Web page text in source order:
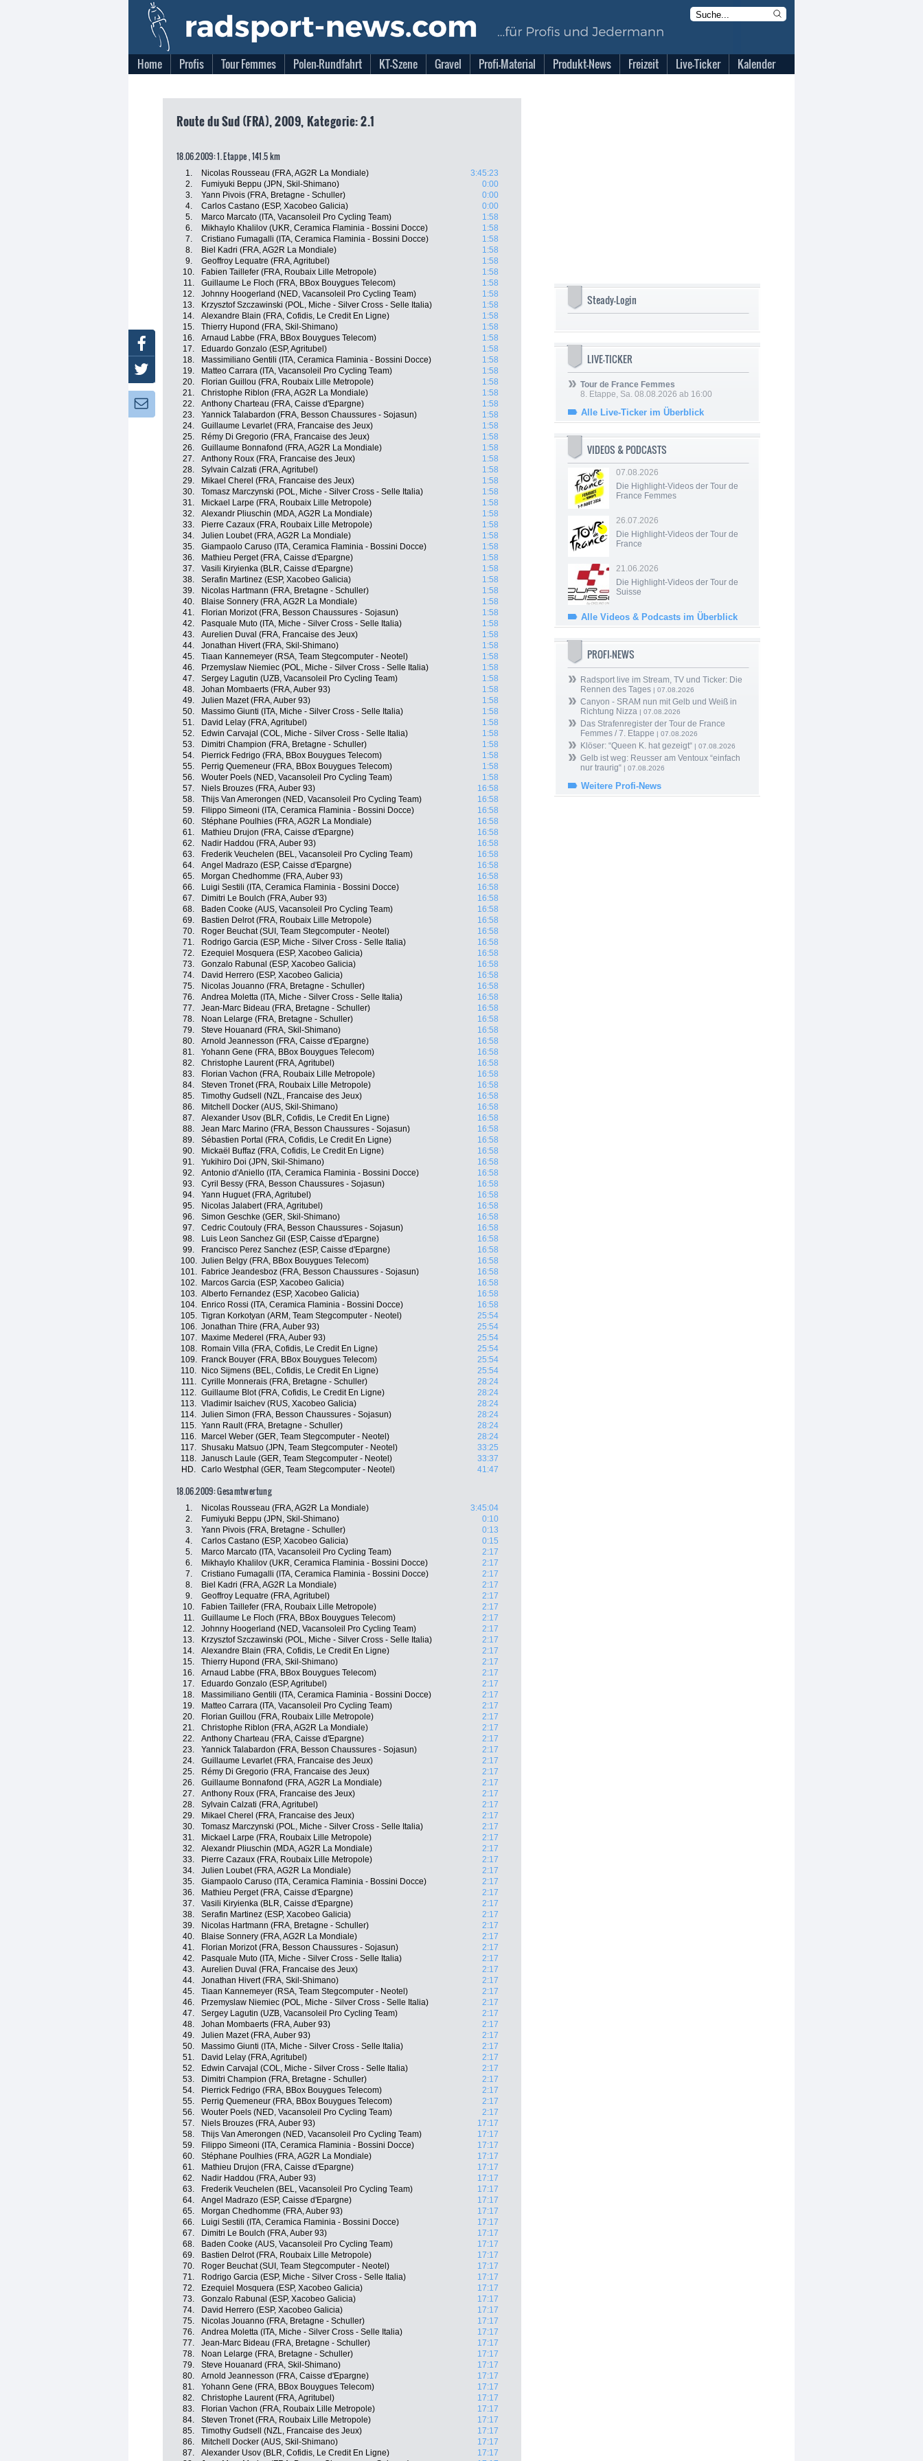
Home Profis Tour Femmes Polen-Rundfahrt KT-Szene Gravel Profi-Material Produkt-News Freizeit Live-Ticker Kalender
Route du Sud (FRA), 2009, Kategorie: 2.1
18.06.2009: 1. Etappe , 141.5 km
1. Nicolas Rousseau (FRA, AG2R La Mondiale)
3:45:23
2.
Fumiyuki Beppu (JPN, Skil-Shimano)
0:00
3.
Yann Pivois (FRA, Bretagne - Schuller)
0:00
4.
Carlos Castano (ESP, Xacobeo Galicia)
0:00
5.
Marco Marcato (ITA, Vacansoleil Pro Cycling Team)
1:58
6.
Mikhaylo Khalilov (UKR, Ceramica Flaminia - Bossini Docce)
1:58
7.
Cristiano Fumagalli (ITA, Ceramica Flaminia - Bossini Docce)
1:58
8.
Biel Kadri (FRA, AG2R La Mondiale)
1:58
9.
Geoffroy Lequatre (FRA, Agritubel)
1:58
10.
Fabien Taillefer (FRA, Roubaix Lille Metropole)
1:58
11.
Guillaume Le Floch (FRA, BBox Bouygues Telecom)
1:58
12.
Johnny Hoogerland (NED, Vacansoleil Pro Cycling Team)
1:58
13.
Krzysztof Szczawinski (POL, Miche - Silver Cross - Selle Italia)
1:58
14.
Alexandre Blain (FRA, Cofidis, Le Credit En Ligne)
1:58
15.
Thierry Hupond (FRA, Skil-Shimano)
1:58
16.
Arnaud Labbe (FRA, BBox Bouygues Telecom)
1:58
17.
Eduardo Gonzalo (ESP, Agritubel)
1:58
18.
Massimiliano Gentili (ITA, Ceramica Flaminia - Bossini Docce)
1:58
19.
Matteo Carrara (ITA, Vacansoleil Pro Cycling Team)
1:58
20.
Florian Guillou (FRA, Roubaix Lille Metropole)
1:58
21.
Christophe Riblon (FRA, AG2R La Mondiale)
1:58
22.
Anthony Charteau (FRA, Caisse d'Epargne)
1:58
23.
Yannick Talabardon (FRA, Besson Chaussures - Sojasun)
1:58
24.
Guillaume Levarlet (FRA, Francaise des Jeux)
1:58
25.
Rémy Di Gregorio (FRA, Francaise des Jeux)
1:58
26.
Guillaume Bonnafond (FRA, AG2R La Mondiale)
1:58
27.
Anthony Roux (FRA, Francaise des Jeux)
1:58
28.
Sylvain Calzati (FRA, Agritubel)
1:58
29.
Mikael Cherel (FRA, Francaise des Jeux)
1:58
30.
Tomasz Marczynski (POL, Miche - Silver Cross - Selle Italia)
1:58
31.
Mickael Larpe (FRA, Roubaix Lille Metropole)
1:58
32.
Alexandr Pliuschin (MDA, AG2R La Mondiale)
1:58
33.
Pierre Cazaux (FRA, Roubaix Lille Metropole)
1:58
34.
Julien Loubet (FRA, AG2R La Mondiale)
1:58
35.
Giampaolo Caruso (ITA, Ceramica Flaminia - Bossini Docce)
1:58
36.
Mathieu Perget (FRA, Caisse d'Epargne)
1:58
37.
Vasili Kiryienka (BLR, Caisse d'Epargne)
1:58
38.
Serafin Martinez (ESP, Xacobeo Galicia)
1:58
39.
Nicolas Hartmann (FRA, Bretagne - Schuller)
1:58
40.
Blaise Sonnery (FRA, AG2R La Mondiale)
1:58
41.
Florian Morizot (FRA, Besson Chaussures - Sojasun)
1:58
42.
Pasquale Muto (ITA, Miche - Silver Cross - Selle Italia)
1:58
43.
Aurelien Duval (FRA, Francaise des Jeux)
1:58
44.
Jonathan Hivert (FRA, Skil-Shimano)
1:58
45.
Tiaan Kannemeyer (RSA, Team Stegcomputer - Neotel)
1:58
46.
Przemyslaw Niemiec (POL, Miche - Silver Cross - Selle Italia)
1:58
47.
Sergey Lagutin (UZB, Vacansoleil Pro Cycling Team)
1:58
48.
Johan Mombaerts (FRA, Auber 93)
1:58
49.
Julien Mazet (FRA, Auber 93)
1:58
50.
Massimo Giunti (ITA, Miche - Silver Cross - Selle Italia)
1:58
51.
David Lelay (FRA, Agritubel)
1:58
52.
Edwin Carvajal (COL, Miche - Silver Cross - Selle Italia)
1:58
53.
Dimitri Champion (FRA, Bretagne - Schuller)
1:58
54.
Pierrick Fedrigo (FRA, BBox Bouygues Telecom)
1:58
55.
Perrig Quemeneur (FRA, BBox Bouygues Telecom)
1:58
56.
Wouter Poels (NED, Vacansoleil Pro Cycling Team)
1:58
57.
Niels Brouzes (FRA, Auber 93)
16:58
58.
Thijs Van Amerongen (NED, Vacansoleil Pro Cycling Team)
16:58
59.
Filippo Simeoni (ITA, Ceramica Flaminia - Bossini Docce)
16:58
60.
Stéphane Poulhies (FRA, AG2R La Mondiale)
16:58
61.
Mathieu Drujon (FRA, Caisse d'Epargne)
16:58
62.
Nadir Haddou (FRA, Auber 93)
16:58
63.
Frederik Veuchelen (BEL, Vacansoleil Pro Cycling Team)
16:58
64.
Angel Madrazo (ESP, Caisse d'Epargne)
16:58
65.
Morgan Chedhomme (FRA, Auber 93)
16:58
66.
Luigi Sestili (ITA, Ceramica Flaminia - Bossini Docce)
16:58
67.
Dimitri Le Boulch (FRA, Auber 93)
16:58
68.
Baden Cooke (AUS, Vacansoleil Pro Cycling Team)
16:58
69.
Bastien Delrot (FRA, Roubaix Lille Metropole)
16:58
70.
Roger Beuchat (SUI, Team Stegcomputer - Neotel)
16:58
71.
Rodrigo Garcia (ESP, Miche - Silver Cross - Selle Italia)
16:58
72.
Ezequiel Mosquera (ESP, Xacobeo Galicia)
16:58
73.
Gonzalo Rabunal (ESP, Xacobeo Galicia)
16:58
74.
David Herrero (ESP, Xacobeo Galicia)
16:58
75.
Nicolas Jouanno (FRA, Bretagne - Schuller)
16:58
76.
Andrea Moletta (ITA, Miche - Silver Cross - Selle Italia)
16:58
77.
Jean-Marc Bideau (FRA, Bretagne - Schuller)
16:58
78.
Noan Lelarge (FRA, Bretagne - Schuller)
16:58
79.
Steve Houanard (FRA, Skil-Shimano)
16:58
80.
Arnold Jeannesson (FRA, Caisse d'Epargne)
16:58
81.
Yohann Gene (FRA, BBox Bouygues Telecom)
16:58
82.
Christophe Laurent (FRA, Agritubel)
16:58
83.
Florian Vachon (FRA, Roubaix Lille Metropole)
16:58
84.
Steven Tronet (FRA, Roubaix Lille Metropole)
16:58
85.
Timothy Gudsell (NZL, Francaise des Jeux)
16:58
86.
Mitchell Docker (AUS, Skil-Shimano)
16:58
87.
Alexander Usov (BLR, Cofidis, Le Credit En Ligne)
16:58
88.
Jean Marc Marino (FRA, Besson Chaussures - Sojasun)
16:58
89.
Sébastien Portal (FRA, Cofidis, Le Credit En Ligne)
16:58
90.
Mickaël Buffaz (FRA, Cofidis, Le Credit En Ligne)
16:58
91.
Yukihiro Doi (JPN, Skil-Shimano)
16:58
92.
Antonio d'Aniello (ITA, Ceramica Flaminia - Bossini Docce)
16:58
93.
Cyril Bessy (FRA, Besson Chaussures - Sojasun)
16:58
94.
Yann Huguet (FRA, Agritubel)
16:58
95.
Nicolas Jalabert (FRA, Agritubel)
16:58
96.
Simon Geschke (GER, Skil-Shimano)
16:58
97.
Cedric Coutouly (FRA, Besson Chaussures - Sojasun)
16:58
98.
Luis Leon Sanchez Gil (ESP, Caisse d'Epargne)
16:58
99.
Francisco Perez Sanchez (ESP, Caisse d'Epargne)
16:58
100. Julien Belgy (FRA, BBox Bouygues Telecom)
16:58
101.
Fabrice Jeandesboz (FRA, Besson Chaussures - Sojasun)
16:58
102.
Marcos Garcia (ESP, Xacobeo Galicia)
16:58
103. Alberto Fernandez (ESP, Xacobeo Galicia)
16:58
104.
Enrico Rossi (ITA, Ceramica Flaminia - Bossini Docce)
16:58
105. Tigran Korkotyan (ARM, Team Stegcomputer - Neotel)
25:54
106. Jonathan Thire (FRA, Auber 93)
25:54
107.
Maxime Mederel (FRA, Auber 93)
25:54
108.
Romain Villa (FRA, Cofidis, Le Credit En Ligne)
25:54
109.
Franck Bouyer (FRA, BBox Bouygues Telecom)
25:54
110.
Nico Sijmens (BEL, Cofidis, Le Credit En Ligne)
25:54
111. Cyrille Monnerais (FRA, Bretagne - Schuller)
28:24
112. Guillaume Blot (FRA, Cofidis, Le Credit En Ligne)
28:24
113. Vladimir Isaichev (RUS, Xacobeo Galicia)
28:24
114. Julien Simon (FRA, Besson Chaussures - Sojasun)
28:24
115. Yann Rault (FRA, Bretagne - Schuller)
28:24
116.
Marcel Weber (GER, Team Stegcomputer - Neotel)
28:24
117. Shusaku Matsuo (JPN, Team Stegcomputer - Neotel)
33:25
118. Janusch Laule (GER, Team Stegcomputer - Neotel)
33:37
HD. Carlo Westphal (GER, Team Stegcomputer - Neotel) 41:47
18.06.2009: Gesamtwertung
1. Nicolas Rousseau (FRA, AG2R La Mondiale)
3:45:04
2.
Fumiyuki Beppu (JPN, Skil-Shimano)
0:10
3.
Yann Pivois (FRA, Bretagne - Schuller)
0:13
4.
Carlos Castano (ESP, Xacobeo Galicia)
0:15
5.
Marco Marcato (ITA, Vacansoleil Pro Cycling Team)
2:17
6.
Mikhaylo Khalilov (UKR, Ceramica Flaminia - Bossini Docce)
2:17
7.
Cristiano Fumagalli (ITA, Ceramica Flaminia - Bossini Docce)
2:17
8.
Biel Kadri (FRA, AG2R La Mondiale)
2:17
9.
Geoffroy Lequatre (FRA, Agritubel)
2:17
10.
Fabien Taillefer (FRA, Roubaix Lille Metropole)
2:17
11.
Guillaume Le Floch (FRA, BBox Bouygues Telecom)
2:17
12.
Johnny Hoogerland (NED, Vacansoleil Pro Cycling Team)
2:17
13.
Krzysztof Szczawinski (POL, Miche - Silver Cross - Selle Italia)
2:17
14.
Alexandre Blain (FRA, Cofidis, Le Credit En Ligne)
2:17
15.
Thierry Hupond (FRA, Skil-Shimano)
2:17
16.
Arnaud Labbe (FRA, BBox Bouygues Telecom)
2:17
17.
Eduardo Gonzalo (ESP, Agritubel)
2:17
18.
Massimiliano Gentili (ITA, Ceramica Flaminia - Bossini Docce)
2:17
19.
Matteo Carrara (ITA, Vacansoleil Pro Cycling Team)
2:17
20.
Florian Guillou (FRA, Roubaix Lille Metropole)
2:17
21.
Christophe Riblon (FRA, AG2R La Mondiale)
2:17
22.
Anthony Charteau (FRA, Caisse d'Epargne)
2:17
23.
Yannick Talabardon (FRA, Besson Chaussures - Sojasun)
2:17
24.
Guillaume Levarlet (FRA, Francaise des Jeux)
2:17
25.
Rémy Di Gregorio (FRA, Francaise des Jeux)
2:17
26.
Guillaume Bonnafond (FRA, AG2R La Mondiale)
2:17
27.
Anthony Roux (FRA, Francaise des Jeux)
2:17
28.
Sylvain Calzati (FRA, Agritubel)
2:17
29.
Mikael Cherel (FRA, Francaise des Jeux)
2:17
30.
Tomasz Marczynski (POL, Miche - Silver Cross - Selle Italia)
2:17
31.
Mickael Larpe (FRA, Roubaix Lille Metropole)
2:17
32.
Alexandr Pliuschin (MDA, AG2R La Mondiale)
2:17
33.
Pierre Cazaux (FRA, Roubaix Lille Metropole)
2:17
34.
Julien Loubet (FRA, AG2R La Mondiale)
2:17
35.
Giampaolo Caruso (ITA, Ceramica Flaminia - Bossini Docce)
2:17
36.
Mathieu Perget (FRA, Caisse d'Epargne)
2:17
37.
Vasili Kiryienka (BLR, Caisse d'Epargne)
2:17
38.
Serafin Martinez (ESP, Xacobeo Galicia)
2:17
39.
Nicolas Hartmann (FRA, Bretagne - Schuller)
2:17
40.
Blaise Sonnery (FRA, AG2R La Mondiale)
2:17
41.
Florian Morizot (FRA, Besson Chaussures - Sojasun)
2:17
42.
Pasquale Muto (ITA, Miche - Silver Cross - Selle Italia)
2:17
43.
Aurelien Duval (FRA, Francaise des Jeux)
2:17
44.
Jonathan Hivert (FRA, Skil-Shimano)
2:17
45.
Tiaan Kannemeyer (RSA, Team Stegcomputer - Neotel)
2:17
46.
Przemyslaw Niemiec (POL, Miche - Silver Cross - Selle Italia)
2:17
47.
Sergey Lagutin (UZB, Vacansoleil Pro Cycling Team)
2:17
48.
Johan Mombaerts (FRA, Auber 93)
2:17
49.
Julien Mazet (FRA, Auber 93)
2:17
50.
Massimo Giunti (ITA, Miche - Silver Cross - Selle Italia)
2:17
51.
David Lelay (FRA, Agritubel)
2:17
52.
Edwin Carvajal (COL, Miche - Silver Cross - Selle Italia)
2:17
53.
Dimitri Champion (FRA, Bretagne - Schuller)
2:17
54.
Pierrick Fedrigo (FRA, BBox Bouygues Telecom)
2:17
55.
Perrig Quemeneur (FRA, BBox Bouygues Telecom)
2:17
56.
Wouter Poels (NED, Vacansoleil Pro Cycling Team)
2:17
57.
Niels Brouzes (FRA, Auber 93)
17:17
58.
Thijs Van Amerongen (NED, Vacansoleil Pro Cycling Team)
17:17
59.
Filippo Simeoni (ITA, Ceramica Flaminia - Bossini Docce)
17:17
60.
Stéphane Poulhies (FRA, AG2R La Mondiale)
17:17
61.
Mathieu Drujon (FRA, Caisse d'Epargne)
17:17
62.
Nadir Haddou (FRA, Auber 93)
17:17
63.
Frederik Veuchelen (BEL, Vacansoleil Pro Cycling Team)
17:17
64.
Angel Madrazo (ESP, Caisse d'Epargne)
17:17
65.
Morgan Chedhomme (FRA, Auber 93)
17:17
66.
Luigi Sestili (ITA, Ceramica Flaminia - Bossini Docce)
17:17
67.
Dimitri Le Boulch (FRA, Auber 93)
17:17
68.
Baden Cooke (AUS, Vacansoleil Pro Cycling Team)
17:17
69.
Bastien Delrot (FRA, Roubaix Lille Metropole)
17:17
70.
Roger Beuchat (SUI, Team Stegcomputer - Neotel)
17:17
71.
Rodrigo Garcia (ESP, Miche - Silver Cross - Selle Italia)
17:17
72.
Ezequiel Mosquera (ESP, Xacobeo Galicia)
17:17
73.
Gonzalo Rabunal (ESP, Xacobeo Galicia)
17:17
74.
David Herrero (ESP, Xacobeo Galicia)
17:17
75.
Nicolas Jouanno (FRA, Bretagne - Schuller)
17:17
76.
Andrea Moletta (ITA, Miche - Silver Cross - Selle Italia)
17:17
77.
Jean-Marc Bideau (FRA, Bretagne - Schuller)
17:17
78.
Noan Lelarge (FRA, Bretagne - Schuller)
17:17
79.
Steve Houanard (FRA, Skil-Shimano)
17:17
80.
Arnold Jeannesson (FRA, Caisse d'Epargne)
17:17
81.
Yohann Gene (FRA, BBox Bouygues Telecom)
17:17
82.
Christophe Laurent (FRA, Agritubel)
17:17
83.
Florian Vachon (FRA, Roubaix Lille Metropole)
17:17
84.
Steven Tronet (FRA, Roubaix Lille Metropole)
17:17
85.
Timothy Gudsell (NZL, Francaise des Jeux)
17:17
86.
Mitchell Docker (AUS, Skil-Shimano)
17:17
87.
Alexander Usov (BLR, Cofidis, Le Credit En Ligne)
17:17
Steady-Login
LIVE-TICKER
Tour de France Femmes
8. Etappe, Sa. 08.08.2026 ab 16:00
Alle Live-Ticker im Überblick
VIDEOS & PODCASTS
07.08.2026
Die Highlight-Videos der Tour de
France Femmes
26.07.2026
Die Highlight-Videos der Tour de
France
21.06.2026
Die Highlight-Videos der Tour de
Suisse
Alle Videos & Podcasts im Überblick
PROFI-NEWS
Radsport live im Stream, TV und Ticker: Die
Rennen des Tages | 07.08.2026
Canyon - SRAM nun mit Gelb und Weiß in
Richtung Nizza | 07.08.2026
Das Strafenregister der Tour de France
Femmes / 7. Etappe | 07.08.2026
Klöser: “Queen K. hat gezeigt“ | 07.08.2026
Gelb ist weg: Reusser am Ventoux “einfach
nur traurig“ | 07.08.2026
Weitere Profi-News
Facebook
Twitter
Newsletter: